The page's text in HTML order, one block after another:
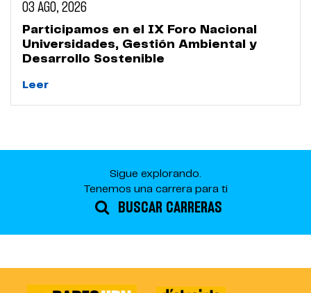
03 AGO, 2026
Participamos en el IX Foro Nacional
Universidades, Gestión Ambiental y
Desarrollo Sostenible
Leer
Sigue explorando.
Tenemos una carrera para ti
BUSCAR CARRERAS